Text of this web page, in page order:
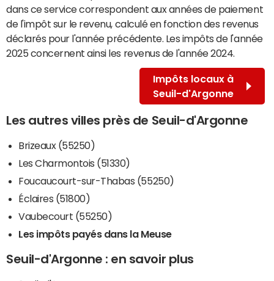
dans ce service correspondent aux années de paiement
de l'impôt sur le revenu, calculé en fonction des revenus
déclarés pour l'année précédente. Les impôts de l'année
2025 concernent ainsi les revenus de l'année 2024.
Impôts locaux à
Seuil-d'Argonne
Les autres villes près de Seuil-d'Argonne
Brizeaux (55250)
Les Charmontois (51330)
Foucaucourt-sur-Thabas (55250)
Éclaires (51800)
Vaubecourt (55250)
Les impôts payés dans la Meuse
Seuil-d'Argonne : en savoir plus